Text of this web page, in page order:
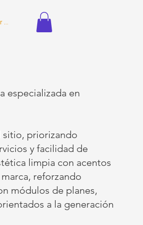
sesión
especializada en
sitio, priorizando
y facilidad de
limpia con acentos
reforzando
módulos de planes,
a la generación